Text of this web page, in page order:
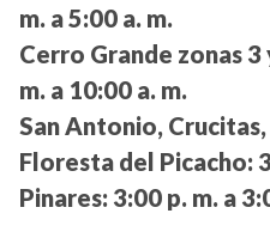
m. a 5:00 a. m.
Cerro Grande zonas 3
m. a 10:00 a. m.
San Antonio,
Floresta del Picacho:
Pinares: 3:00 p. m. a